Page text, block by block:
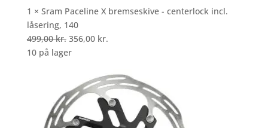
1 × Sram Paceline X bremseskive - centerlock incl.
låsering, 140
499,00kr. Den
oprindelige
499,00 kr..
356,00 kr.Den
er:
356,00 kr..
10 på lager